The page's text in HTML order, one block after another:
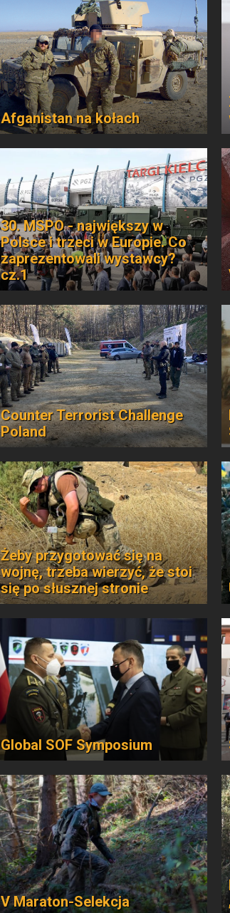
Afganistan na kołach
30. MSPO - największy w
Polsce i trzeci w Europie. Co
zaprezentowali wystawcy?
cz.1
Counter Terrorist Challenge
Poland
Żeby przygotować się na
wojnę, trzeba wierzyć, że stoi
się po słusznej stronie
Global SOF Symposium
V Maraton-Selekcja